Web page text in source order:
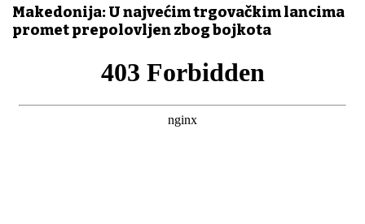
Makedonija: U najvećim trgovačkim lancima
promet prepolovljen zbog bojkota